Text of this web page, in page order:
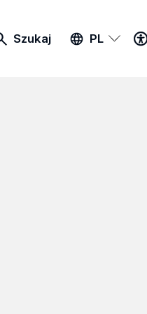
Szukaj PL